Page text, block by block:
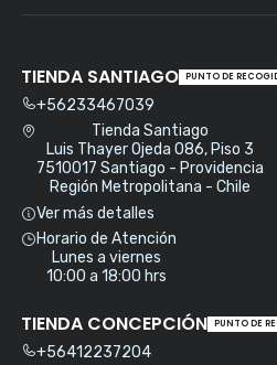
TIENDA SANTIAGO PUNTO DE
+56233467039
Tienda Santiago
Luis Thayer Ojeda 086, Piso 3
7510017 Santiago - Providencia
Región Metropolitana - Chile
Ver más detalles
Horario de Atención
Lunes a viernes
10:00 a 18:00 hrs
TIENDA CONCEPCIÓN PUNTO DE
+56412237204